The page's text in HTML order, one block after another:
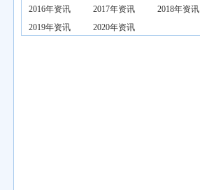
2016年资讯
2017年资讯
2018年资讯
2019年资讯
2020年资讯